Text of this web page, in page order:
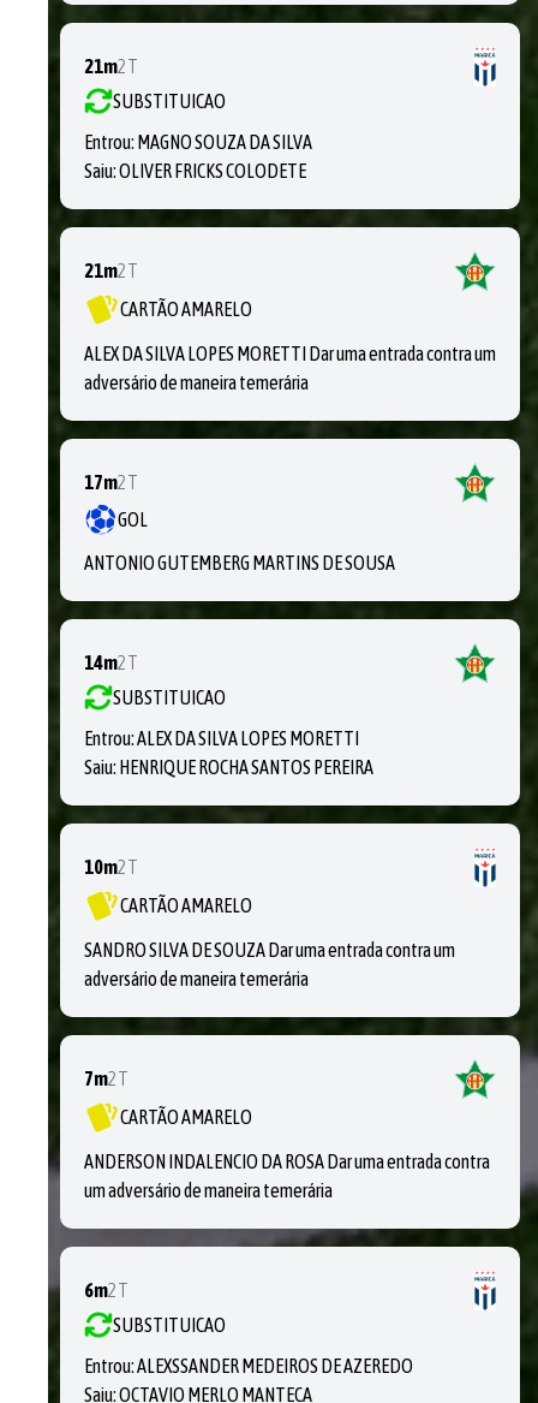
21m2T
SUBSTITUICAO
Entrou: MAGNO SOUZA DA SILVA
Saiu:OLIVER FRICKS COLODETE
21m2T
CARTÃO AMARELO
ALEX DA SILVA LOPES MORETTI Dar uma entrada contra um
adversário de maneira temerária
17m2T
GOL
ANTONIO GUTEMBERG MARTINS DE SOUSA
14m2T
SUBSTITUICAO
Entrou:ALEX DA SILVA LOPES MORETTI
Saiu: HENRIQUE ROCHA SANTOS PEREIRA
10m2T
CARTÃO AMARELO
SANDRO SILVA DE SOUZA Dar uma entrada contra um
adversário de maneira temerária
7m2T
CARTÃO AMARELO
ANDERSON INDALENCIO DA ROSA Dar uma entrada contra
um adversário de maneira temerária
6m2T
SUBSTITUICAO
Entrou:ALEXSSANDER MEDEIROS DE AZEREDO
Saiu:OCTAVIO MERLO MANTECA